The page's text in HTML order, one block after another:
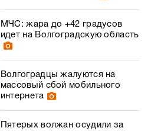
МЧС: жара до +42 градусов
идет на Волгоградскую область
Волгоградцы жалуются на
массовый сбой мобильного
интернета
Пятерых волжан осудили за